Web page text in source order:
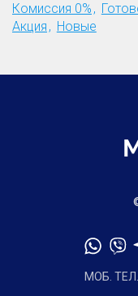
Комиссия 0%
Акция
Новые
МОБ. ТЕЛ.